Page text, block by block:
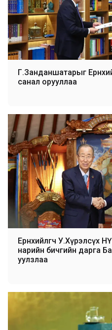
Г.Занданшатарыг
санал орууллаа
Ерөнхийлөгч У.Хүрэлсүх
нарийн бичгийн дарга
уулзлаа